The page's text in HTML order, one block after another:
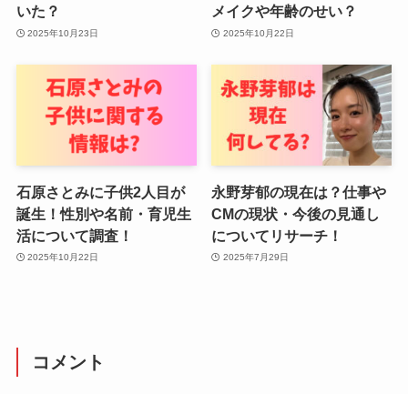
いた？
2025年10月23日
メイクや年齢のせい？
2025年10月22日
石原さとみに子供2人目が
誕生！性別や名前・育児生
活について調査！
2025年10月22日
永野芽郁の現在は？仕事や
CMの現状・今後の見通し
についてリサーチ！
2025年7月29日
コメント